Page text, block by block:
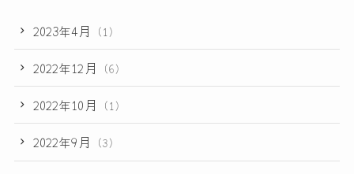
2023年4月 (1)
2022年12月 (6)
2022年10月 (1)
2022年9月 (3)